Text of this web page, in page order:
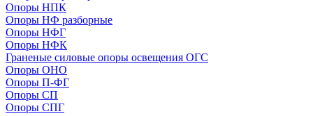
Опоры НПК
Опоры НФ разборные
Опоры НФГ
Опоры НФК
Граненые силовые опоры освещения ОГС
Опоры ОНО
Опоры П-ФГ
Опоры СП
Опоры СПГ